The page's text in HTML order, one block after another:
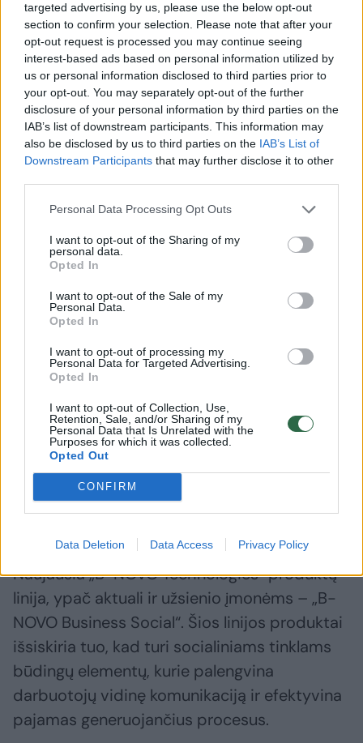
targeted advertising by us, please use the below opt-out
section to confirm your selection. Please note that after your
opt-out request is processed you may continue seeing
interest-based ads based on personal information utilized by
us or personal information disclosed to third parties prior to
your opt-out. You may separately opt-out of the further
disclosure of your personal information by third parties on the
IAB’s list of downstream participants. This information may
also be disclosed by us to third parties on the IAB’s List of
Downstream Participants that may further disclose it to other
Personal Data Processing Opt Outs
I want to opt-out of the Sharing of my
personal data.
Opted In
I want to opt-out of the Sale of my
Personal Data.
Opted In
I want to opt-out of processing my
Personal Data for Targeted Advertising.
Opted In
I want to opt-out of Collection, Use,
Retention, Sale, and/or Sharing of my
Personal Data that Is Unrelated with the
Purposes for which it was collected.
Opted Out
CONFIRM
Data Deletion Data Access Privacy Policy
„B-NOVO Technologies“ vadovė taip pat
atkreipė dėmesį į Vakarų šalyse įsigalėjusį
stereotipą, kad lietuviai yra geri IT
specialistai, bet mūsų šalyje sukurtus šios
srities produktus jie vis dar linkę vertinti
atsargiai.
„Pirmuosius kontaktus užmegzti buvo
bendravimas su partneriais įvairiose šalyse,
naujieji potencialūs klientai vertina mus, kaip
tarptautiniu mastu dirbančią įmonę, o
naujasis pavadinimas padės šį įvaizdį
įtvirtinti“, – sakė D.Jankuvienė.
Didžiausią susidomėjimą Lietuvos įmonės
produktais ir paslaugomis demonstruoja
įmonės iš Jungtinės Karalystės, Bulgarijos,
Estijos ir kitų Europos šalių. Bendrovė
ruošiasi netrukus žengti į Vokietijos rinką, kur
jau yra potencialių partnerių.
Naujausia „B-NOVO Technologies“ produktų
linija, ypač aktuali ir užsienio įmonėms – „B-
NOVO Business Social“. Šios linijos produktai
išsiskiria tuo, kad turi socialiniams tinklams
būdingų elementų, kurie palengvina
darbuotojų vidinę komunikaciją ir efektyvina
pajamas generuojančius procesus.